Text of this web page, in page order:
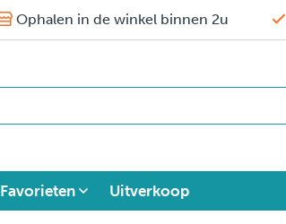
Ophalen in de winkel binnen 2u
Favorieten Uitverkoop